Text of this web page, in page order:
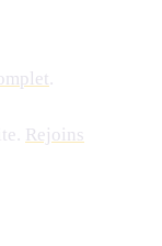
.
Rejoins